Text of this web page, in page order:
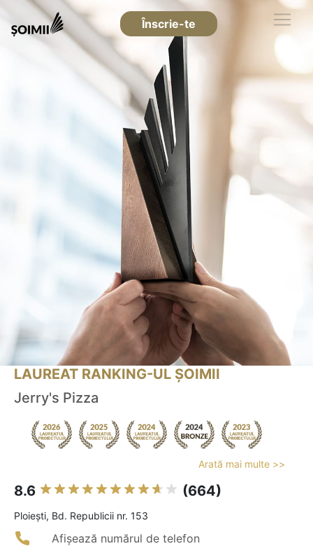
Înscrie-te
LAUREAT RANKING-UL ȘOIMII
Jerry's Pizza
Arată mai multe >>
8.6 (664)
Ploieşti, Bd. Republicii nr. 153
Afișează numărul de telefon